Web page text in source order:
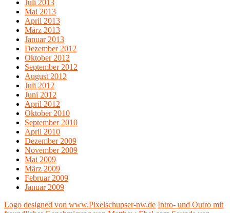
Juli 2013
Mai 2013
April 2013
März 2013
Januar 2013
Dezember 2012
Oktober 2012
September 2012
August 2012
Juli 2012
Juni 2012
April 2012
Oktober 2010
September 2010
April 2010
Dezember 2009
November 2009
Mai 2009
März 2009
Februar 2009
Januar 2009
Logo designed von www.Pixelschupser-nw.de Intro- und Outro mit